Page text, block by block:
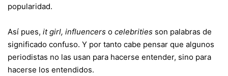
popularidad.
Así pues, it girl, influencers o celebrities son palabras de
significado confuso. Y por tanto cabe pensar que algunos
periodistas no las usan para hacerse entender, sino para
hacerse los entendidos.